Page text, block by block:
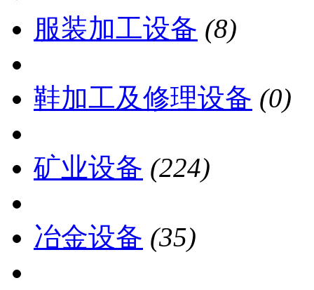
服装加工设备 (8)
鞋加工及修理设备 (0)
矿业设备 (224)
冶金设备 (35)